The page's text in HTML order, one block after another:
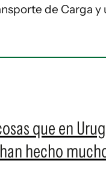
de Carga
que en
hecho